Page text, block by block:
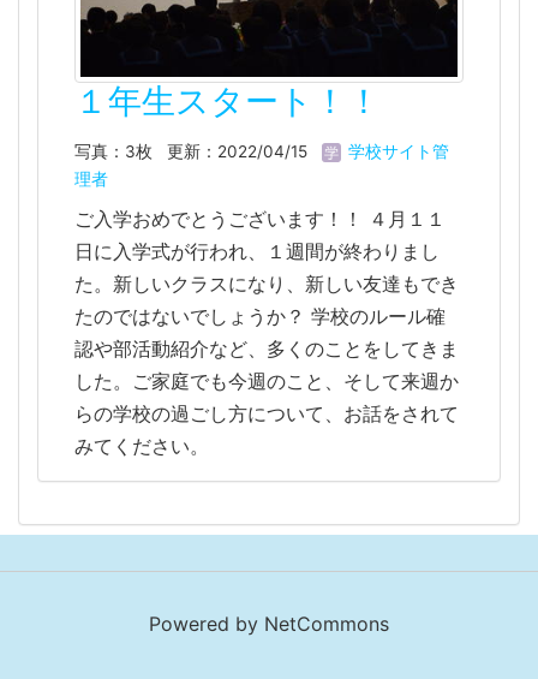
１年生スタート！！
写真：3枚 更新：2022/04/15
学校サイト管
理者
ご入学おめでとうございます！！ ４月１１
日に入学式が行われ、１週間が終わりまし
た。新しいクラスになり、新しい友達もでき
たのではないでしょうか？ 学校のルール確
認や部活動紹介など、多くのことをしてきま
した。ご家庭でも今週のこと、そして来週か
らの学校の過ごし方について、お話をされて
みてください。
Powered by NetCommons